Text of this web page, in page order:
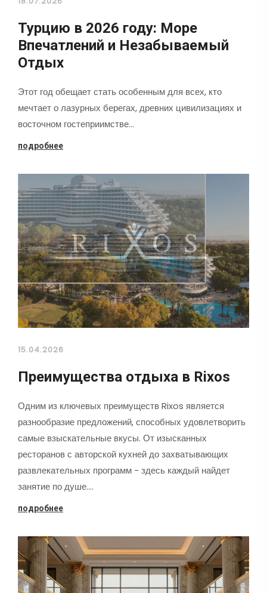
Турцию в 2026 году: Море
Впечатлений и Незабываемый
Отдых
Этот год обещает стать особенным для всех, кто
мечтает о лазурных берегах, древних цивилизациях и
восточном гостеприимстве…
подробнее
15.04.2026
Преимущества отдыха в Rixos
Одним из ключевых преимуществ Rixos является
разнообразие предложений, способных удовлетворить
самые взыскательные вкусы. От изысканных
ресторанов с авторской кухней до захватывающих
развлекательных программ - здесь каждый найдет
занятие по душе.…
подробнее